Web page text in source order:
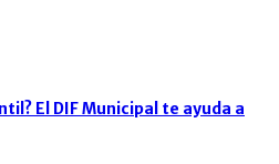
El DIF Municipal te ayuda a